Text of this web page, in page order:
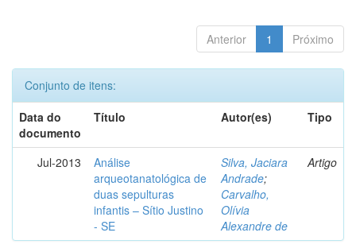
Anterior 1 Próximo
Conjunto de itens:
Data do
documento
Título Autor(es) Tipo
Jul-2013
Análise
arqueotanatológica de
duas sepulturas
infantis – Sítio Justino
- SE
Silva, Jaciara
Andrade;
Carvalho,
Olívia
Alexandre de
Artigo